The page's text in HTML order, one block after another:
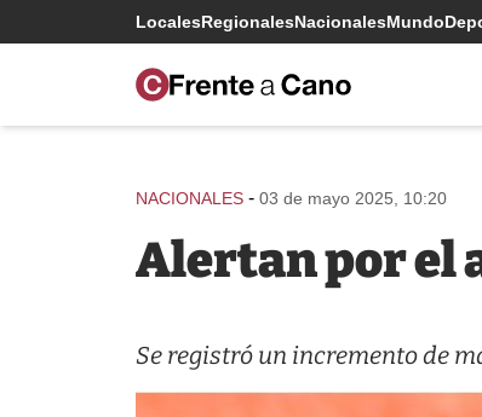
LocalesRegionalesNacionalesMundo
NACIONALES - 03 de mayo 2025, 10:20
Alertan por el
Se registró un incremento de